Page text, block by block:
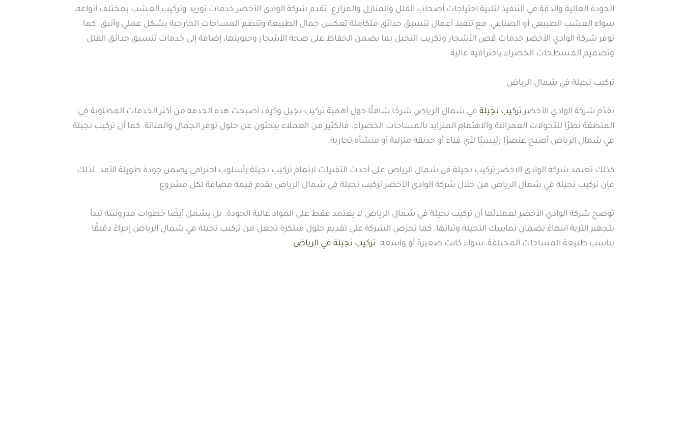
الجودة العالية والدقة في التنفيذ لتلبية احتياجات أصحاب الفلل والمنازل والمزارع. تقدم شركة الوادي الأخضر خدمات توريد وتركيب العشب بمختلف أنواعه،
سواء العشب الطبيعي أو الصناعي، مع تنفيذ أعمال تنسيق حدائق متكاملة تعكس جمال الطبيعة وتنظم المساحات الخارجية بشكل عملي وأنيق. كما
توفر شركة الوادي الأخضر خدمات قص الأشجار وتكريب النخيل بما يضمن الحفاظ على صحة الأشجار وحيويتها، إضافة إلى خدمات تنسيق حدائق الفلل
وتصميم المسطحات الخضراء باحترافية عالية.
تركيب نجيلة في شمال الرياض
تقدّم شركة الوادي الأخضر تركيب نجيلة في شمال الرياض شرحًا شاملًا حول أهمية تركيب نجيل وكيف أصبحت هذه الخدمة من أكثر الخدمات المطلوبة في
المنطقة نظرًا للتحولات العمرانية والاهتمام المتزايد بالمساحات الخضراء. فالكثير من العملاء يبحثون عن حلول توفر الجمال والمتانة. كما أن تركيب نجيلة
في شمال الرياض أصبح عنصرًا رئيسيًا لأي فناء أو حديقة منزلية أو منشأة تجارية.
كذلك تعتمد شركة الوادي الاخضر تركيب نجيلة في شمال الرياض على أحدث التقنيات لإتمام تركيب نجيلة بأسلوب احترافي يضمن جودة طويلة الأمد. لذلك
فإن تركيب نجيلة في شمال الرياض من خلال شركة الوادي الأخضر تركيب نجيلة في شمال الرياض يقدم قيمة مضافة لكل مشروع.
توضح شركة الوادي الأخضر لعملائها أن تركيب نجيلة في شمال الرياض لا يعتمد فقط على المواد عالية الجودة. بل يشمل أيضًا خطوات مدروسة تبدأ
بتجهيز التربة انتهاءً بضمان تماسك النجيلة وثباتها. كما تحرص الشركة على تقديم حلول مبتكرة تجعل من تركيب نجيلة في شمال الرياض إجراءً دقيقًا
يناسب طبيعة المساحات المختلفة، سواء كانت صغيرة أو واسعة. تركيب نجيلة في الرياض